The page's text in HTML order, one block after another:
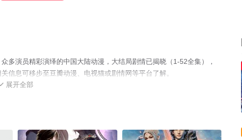
多演员精彩演绎的中国大陆动漫，大结局剧情已揭晓（1-52全集），
信息可移步至豆瓣动漫、电视猫或剧情网等平台了解。
展开全部